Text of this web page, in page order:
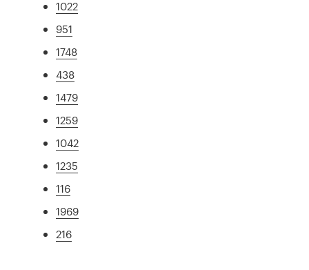
1022
951
1748
438
1479
1259
1042
1235
116
1969
216